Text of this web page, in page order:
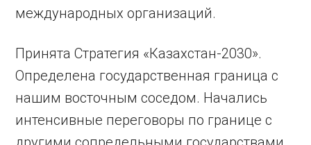
международных организаций.
Принята Стратегия «Казахстан-2030».
Определена государственная граница с
нашим восточным соседом. Начались
интенсивные переговоры по границе с